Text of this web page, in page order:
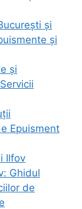
și
și
și
Epuisment
Ilfov
Ghidul
de